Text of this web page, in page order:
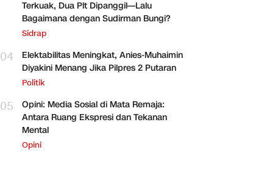
Terkuak, Dua Plt Dipanggil—Lalu
Bagaimana dengan Sudirman Bungi?
Sidrap
04
Elektabilitas Meningkat, Anies-Muhaimin
Diyakini Menang Jika Pilpres 2 Putaran
Politik
05
Opini: Media Sosial di Mata Remaja:
Antara Ruang Ekspresi dan Tekanan
Mental
Opini